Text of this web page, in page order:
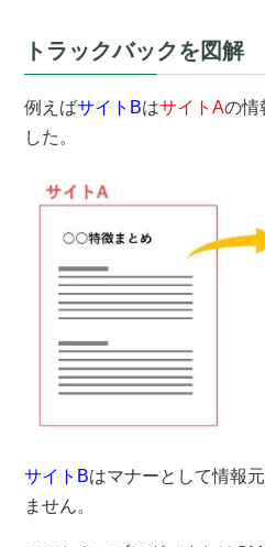
トラックバックを図解
例えばサイトBはサイトAの情
した。
サイトBはマナーとして情報
ません。